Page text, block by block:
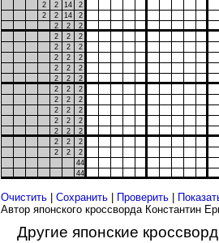
2
2 14
2
2
2 14
2
2
2
2
2
2
2
2
2
2
2
2
2
2
2
2
2
2
2
2
2
2
2
2
2
2
2
2
2
2
2
2
2
2
2
2
2
2
2
2
44
44
Очистить Сохранить Проверить
Автор японского кроссворда Константин
Другие японские